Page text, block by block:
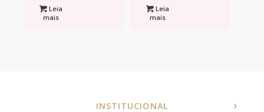
Leia
mais
Leia
mais
INSTITUCIONAL